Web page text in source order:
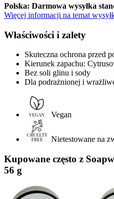
Polska: Darmowa wysyłka
Więcej informacji na temat
Właściwości i zalety
Skuteczna ochrona przed
Kierunek zapachu:
Bez soli glinu i sody
Dla podrażnionej i
Vegan
Nietestowane na
Kupowane często z
56 g